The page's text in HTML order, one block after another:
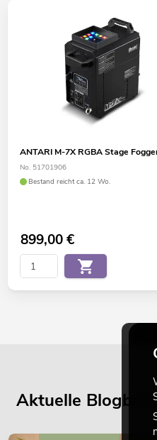
ANTARI M-7X RGBA Stage
No. 51701906
Bestand reicht ca. 12 Wo.
899,00€
Aktuelle